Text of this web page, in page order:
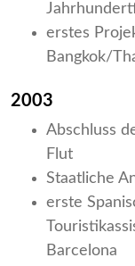
erstes
Bangkok/
2003
Abschluss
Flut
Staatliche
erste
Barcelona